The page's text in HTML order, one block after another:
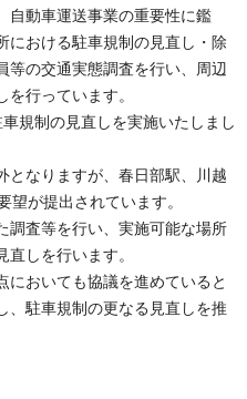
自動車運送事業の重要性に鑑
における駐車規制の見直し・除
等の交通実態調査を行い、周辺
行っています。
規制の見直しを実施いたしまし
となりますが、春日部駅、川越
望が提出されています。
調査等を行い、実施可能な場所
しを行います。
においても協議を進めていると
、駐車規制の更なる見直しを推